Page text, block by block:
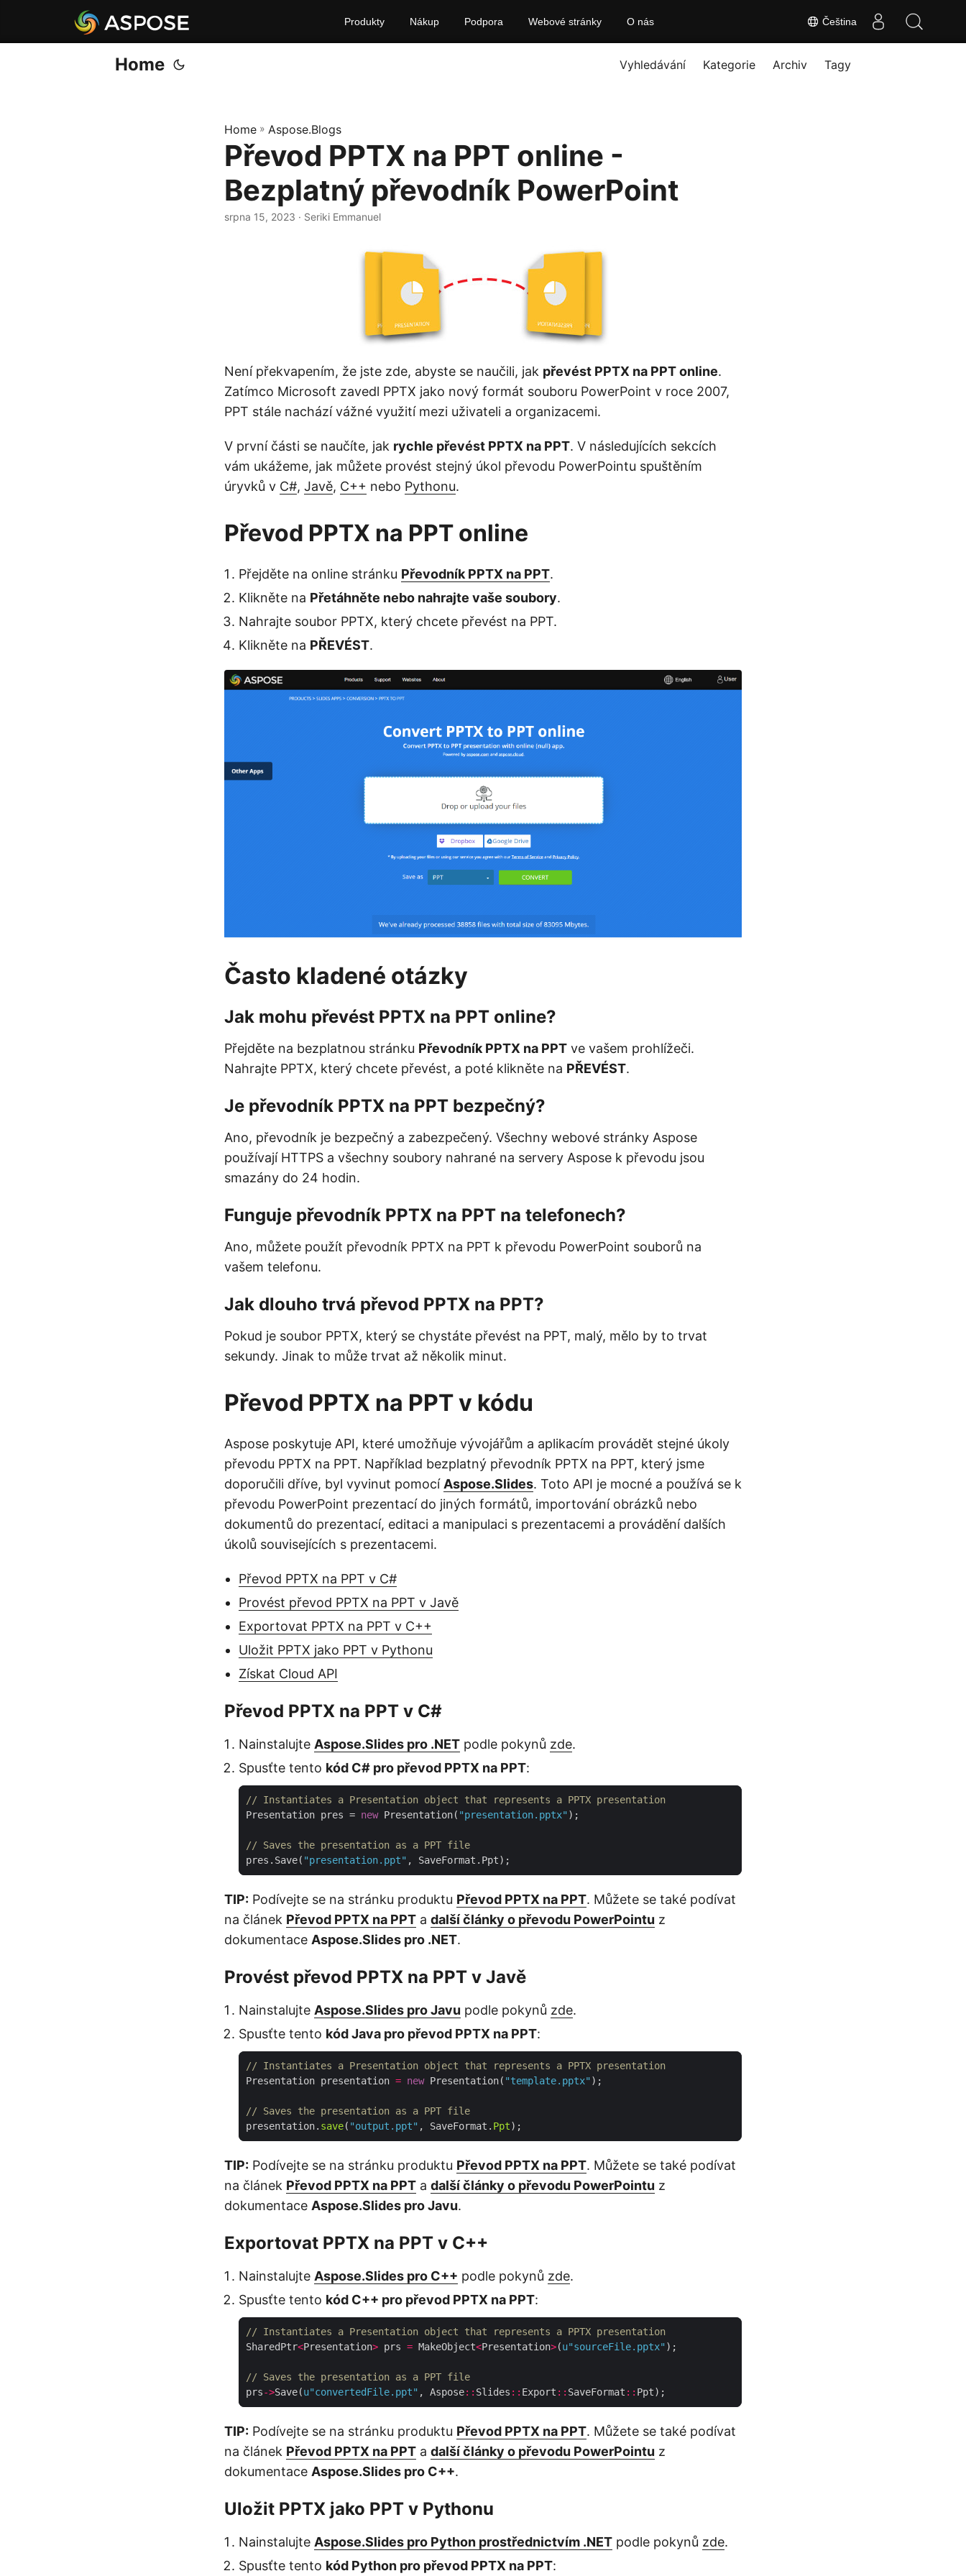
Čeština
Produkty Nákup Podpora Webové stránky O nás
Home Vyhledávání Kategorie Archiv Tagy
Home » Aspose.Blogs
Převod PPTX na PPT online -
Bezplatný převodník PowerPoint
srpna 15, 2023 · Seriki Emmanuel
Není překvapením, že jste zde, abyste se naučili, jak převést PPTX na PPT online.
Zatímco Microsoft zavedl PPTX jako nový formát souboru PowerPoint v roce 2007,
PPT stále nachází vážné využití mezi uživateli a organizacemi.
V první části se naučíte, jak rychle převést PPTX na PPT. V následujících sekcích
vám ukážeme, jak můžete provést stejný úkol převodu PowerPointu spuštěním
úryvků v C#, Javě, C++ nebo Pythonu.
Převod PPTX na PPT online
Přejděte na online stránku Převodník PPTX na PPT.
Klikněte na Přetáhněte nebo nahrajte vaše soubory.
Nahrajte soubor PPTX, který chcete převést na PPT.
Klikněte na PŘEVÉST.
Často kladené otázky
Jak mohu převést PPTX na PPT online?
Přejděte na bezplatnou stránku Převodník PPTX na PPT ve vašem prohlížeči.
Nahrajte PPTX, který chcete převést, a poté klikněte na PŘEVÉST.
Je převodník PPTX na PPT bezpečný?
Ano, převodník je bezpečný a zabezpečený. Všechny webové stránky Aspose
používají HTTPS a všechny soubory nahrané na servery Aspose k převodu jsou
smazány do 24 hodin.
Funguje převodník PPTX na PPT na telefonech?
Ano, můžete použít převodník PPTX na PPT k převodu PowerPoint souborů na
vašem telefonu.
Jak dlouho trvá převod PPTX na PPT?
Pokud je soubor PPTX, který se chystáte převést na PPT, malý, mělo by to trvat
sekundy. Jinak to může trvat až několik minut.
Převod PPTX na PPT v kódu
Aspose poskytuje API, které umožňuje vývojářům a aplikacím provádět stejné úkoly
převodu PPTX na PPT. Například bezplatný převodník PPTX na PPT, který jsme
doporučili dříve, byl vyvinut pomocíAspose.Slides. Toto API je mocné a používá se k
převodu PowerPoint prezentací do jiných formátů, importování obrázků nebo
dokumentů do prezentací, editaci a manipulaci s prezentacemi a provádění dalších
úkolů souvisejících s prezentacemi.
Převod PPTX na PPT v C#
Provést převod PPTX na PPT v Javě
Exportovat PPTX na PPT v C++
Uložit PPTX jako PPT v Pythonu
Získat Cloud API
Převod PPTX na PPT v C#
Nainstalujte Aspose.Slides pro .NET podle pokynů zde.
Spusťte tento kód C# pro převod PPTX na PPT:
// Instantiates a Presentation object that represents a PPTX presentation
Presentation pres = new Presentation( "presentation.pptx"
// Saves the presentation as a PPT file
pres.Save( "presentation.ppt"
TIP: Podívejte se na stránku produktu Převod PPTX na PPT. Můžete se také podívat
na článek Převod PPTX na PPT a další články o převodu PowerPointu z
dokumentace Aspose.Slides pro .NET.
Provést převod PPTX na PPT v Javě
Nainstalujte Aspose.Slides pro Javu podle pokynů zde.
Spusťte tento kód Java pro převod PPTX na PPT:
// Instantiates a Presentation object that represents a PPTX presentation
Presentation presentation = new Presentation( "template.pptx"
// Saves the presentation as a PPT file
presentation. save( "output.ppt" , SaveFormat. Ppt
TIP: Podívejte se na stránku produktu Převod PPTX na PPT. Můžete se také podívat
na článek Převod PPTX na PPT a další články o převodu PowerPointu z
dokumentace Aspose.Slides pro Javu.
Exportovat PPTX na PPT v C++
Nainstalujte Aspose.Slides pro C++ podle pokynů zde.
Spusťte tento kód C++ pro převod PPTX na PPT:
// Instantiates a Presentation object that represents a PPTX presentation
SharedPtr<Presentation> prs = MakeObject<Presentation>(u"sourceFile.pptx"
// Saves the presentation as a PPT file
prs->Save(u"convertedFile.ppt" , Aspose:: Slides :: Export :: SaveFormat ::
TIP: Podívejte se na stránku produktu Převod PPTX na PPT. Můžete se také podívat
na článek Převod PPTX na PPT a další články o převodu PowerPointu z
dokumentace Aspose.Slides pro C++.
Uložit PPTX jako PPT v Pythonu
Nainstalujte Aspose.Slides pro Python prostřednictvím .NET podle pokynů zde.
Spusťte tento kód Python pro převod PPTX na PPT: